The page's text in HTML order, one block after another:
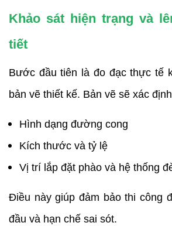
Khảo sát hiện trạng và
tiết
Bước đầu tiên là đo đạc thực tế
bản vẽ thiết kế. Bản vẽ sẽ xác
Hình dạng đường cong
Kích thước và tỷ lệ
Vị trí lắp đặt phào và hệ thống
Điều này giúp đảm bảo thi công
đầu và hạn chế sai sót.